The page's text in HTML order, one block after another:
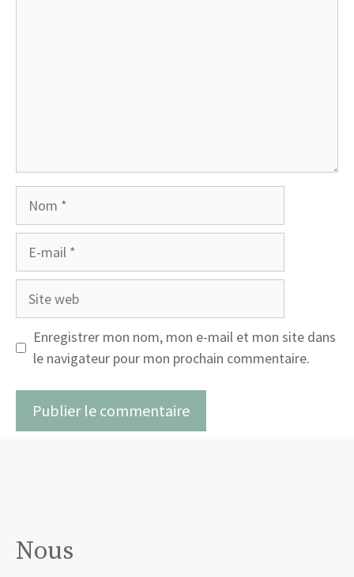
Site
Enregistrer mon nom, mon e-mail et mon site dans
le navigateur pour mon prochain commentaire.
Nous